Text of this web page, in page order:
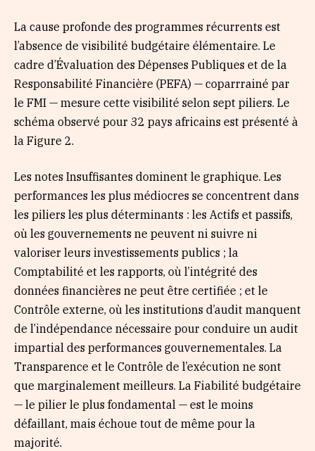
La cause profonde des programmes récurrents est
l’absence de visibilité budgétaire élémentaire. Le
cadre d’Évaluation des Dépenses Publiques et de la
Responsabilité Financière (PEFA) — coparrrainé par
le FMI — mesure cette visibilité selon sept piliers. Le
schéma observé pour 32 pays africains est présenté à
la Figure 2.
Les notes Insuffisantes dominent le graphique. Les
performances les plus médiocres se concentrent dans
les piliers les plus déterminants : les Actifs et passifs,
où les gouvernements ne peuvent ni suivre ni
valoriser leurs investissements publics ; la
Comptabilité et les rapports, où l’intégrité des
données financières ne peut être certifiée ; et le
Contrôle externe, où les institutions d’audit manquent
de l’indépendance nécessaire pour conduire un audit
impartial des performances gouvernementales. La
Transparence et le Contrôle de l’exécution ne sont
que marginalement meilleurs. La Fiabilité budgétaire
— le pilier le plus fondamental — est le moins
défaillant, mais échoue tout de même pour la
majorité.